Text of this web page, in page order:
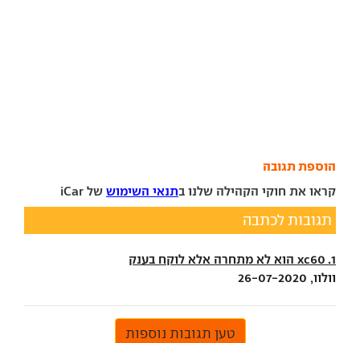
הוספת תגובה
קראו את חוקי הקהילה שלנו בתנאי השימוש של iCar
תגובות לכתבה
1. xc60 הוא לא מתחרה אלא לוקח בענק
וולוו, 26-07-2020
טען תגובות נוספות